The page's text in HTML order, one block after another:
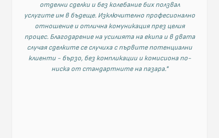
отделни сделки и без колебание бих ползвал
услугите им в бъдеще. Изключително професионално
отношение и отлична комуникация през целия
процес. Благодарение на усилията на екипа и в двата
случая сделките се случиха с първите потенциални
клиенти - бързо, без компликации и комисиона по-
ниска от стандартните на пазара."